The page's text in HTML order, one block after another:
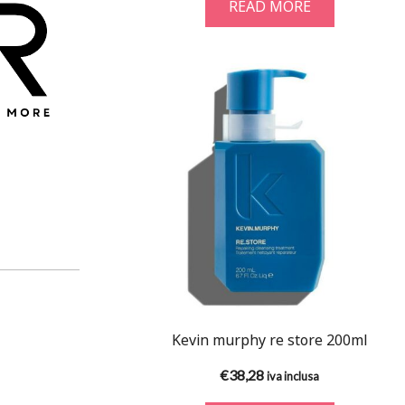
READ MORE
Kevin murphy re store 200ml
€38,28iva inclusa